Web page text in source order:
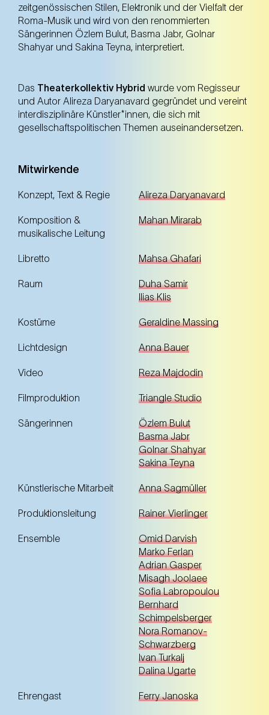
13. Apr.
Sonntag
19.30 Uhr
TQW Halle G (7. Bezirk)
TQW Halle G (7. Bezirk)
zeitgenössischen Stilen, Elektronik und der Vielfalt der
Roma-Musik und wird von den renommierten
Sängerinnen Özlem Bulut, Basma Jabr, Golnar
Shahyar und Sakina Teyna, interpretiert.
Das Theaterkollektiv Hybrid wurde vom Regisseur
und Autor Alireza Daryanavard gegründet und vereint
interdisziplinäre Künstler*innen, die sich mit
gesellschaftspolitischen Themen auseinandersetzen.
Mitwirkende
Konzept, Text & Regie Alireza Daryanavard
Komposition &
musikalische Leitung
Mahan Mirarab
Libretto Mahsa Ghafari
Raum
Duha Samir
Ilias Klis
Kostüme Geraldine Massing
Lichtdesign Anna Bauer
Video Reza Majdodin
Filmproduktion Triangle Studio
Sängerinnen
Özlem Bulut
Basma Jabr
Golnar Shahyar
Sakina Teyna
Künstlerische Mitarbeit Anna Sagmüller
Produktionsleitung Rainer Vierlinger
Ensemble
Omid Darvish
Marko Ferlan
Adrian Gasper
Misagh Joolaee
Sofia Labropoulou
Bernhard
Schimpelsberger
Nora Romanov-
Schwarzberg
Ivan Turkalj
Dalina Ugarte
Ehrengast Ferry Janoska